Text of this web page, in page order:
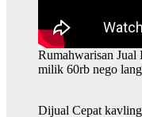
Rumahwarisan Jual
milik 60rb nego
Dijual Cepat